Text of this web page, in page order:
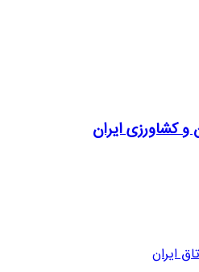
و کشاورزی ایران
ایران